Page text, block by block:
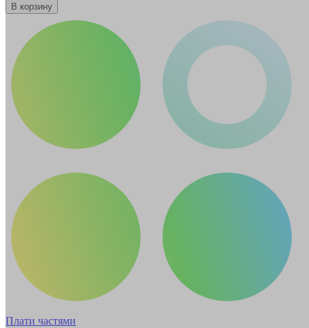
В корзину
Плати частями